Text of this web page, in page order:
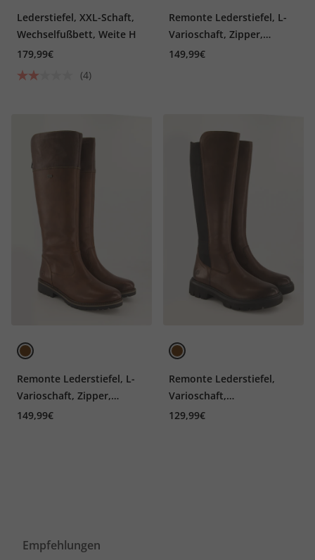
Lederstiefel, XXL-Schaft,
Wechselfußbett, Weite H
179,99€
(4)
Remonte Lederstiefel, L-
Varioschaft, Zipper,
wasserdicht, Weite G
149,99€
Remonte Lederstiefel, L-
Varioschaft, Zipper,
wasserdicht, Weite G
149,99€
Remonte Lederstiefel,
Varioschaft,
Stretcheinsatz, Zipper,
129,99€
Empfehlungen